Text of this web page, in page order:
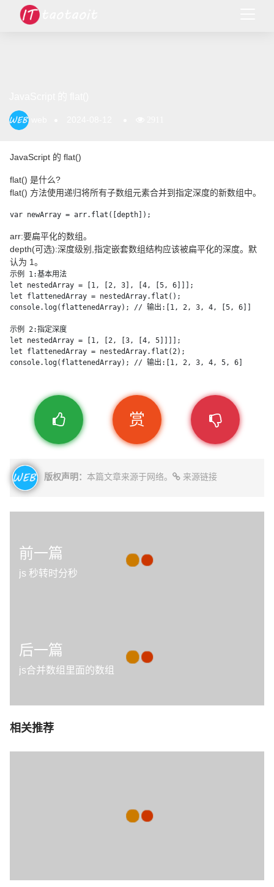
JavaScript 的 flat()
flat() 是什么?
flat() 方法使用递归将所有子数组元素合并到指定深度的新数组中。
arr:要扁平化的数组。
depth(可选):深度级别,指定嵌套数组结构应该被扁平化的深度。默
认为 1。
示例 1:基本用法
let nestedArray = [1, [2, 3], [4, [5, 6]]];
let flattenedArray = nestedArray.flat();
console.log(flattenedArray); // 输出:[1, 2, 3, 4, [5, 6]]
示例 2:指定深度
let nestedArray = [1, [2, [3, [4, 5]]]];
let flattenedArray = nestedArray.flat(2);
console.log(flattenedArray); // 输出:[1, 2, 3, 4, 5, 6]
赏
版权声明： 本篇文章来源于网络。 来源链接
前一篇
js 秒转时分秒
后一篇
js合并数组里面的数组
相关推荐